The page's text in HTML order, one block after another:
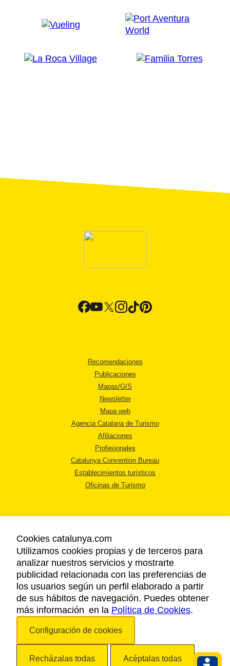
Recomendaciones
Publicaciones
Mapas/GIS
Newsletter
Mapa web
Agencia Catalana de Turismo
Afiliaciones
Profesionales
Catalunya Convention Bureau
Establecimientos turísticos
Oficinas de Turismo
AVISO LEGAL
POLÍTICA DE PRIVACIDAD
COOKIES
ACCESSIBILIDAD
Copyright © 2026. Agencia Catalana de Turismo. Todos los derechos
Cookies catalunya.com
Utilizamos cookies propias y de terceros para
analizar nuestros servicios y mostrarte
publicidad relacionada con las preferencias de
los usuarios según un perfil elaborado a partir
de sus hábitos de navegación. Puedes obtener
más información en la Política de Cookies.
Configuración de cookies
Recházalas todas Acéptalas todas